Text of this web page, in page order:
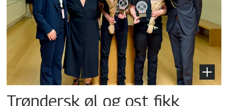
Trøndersk øl og ost fikk